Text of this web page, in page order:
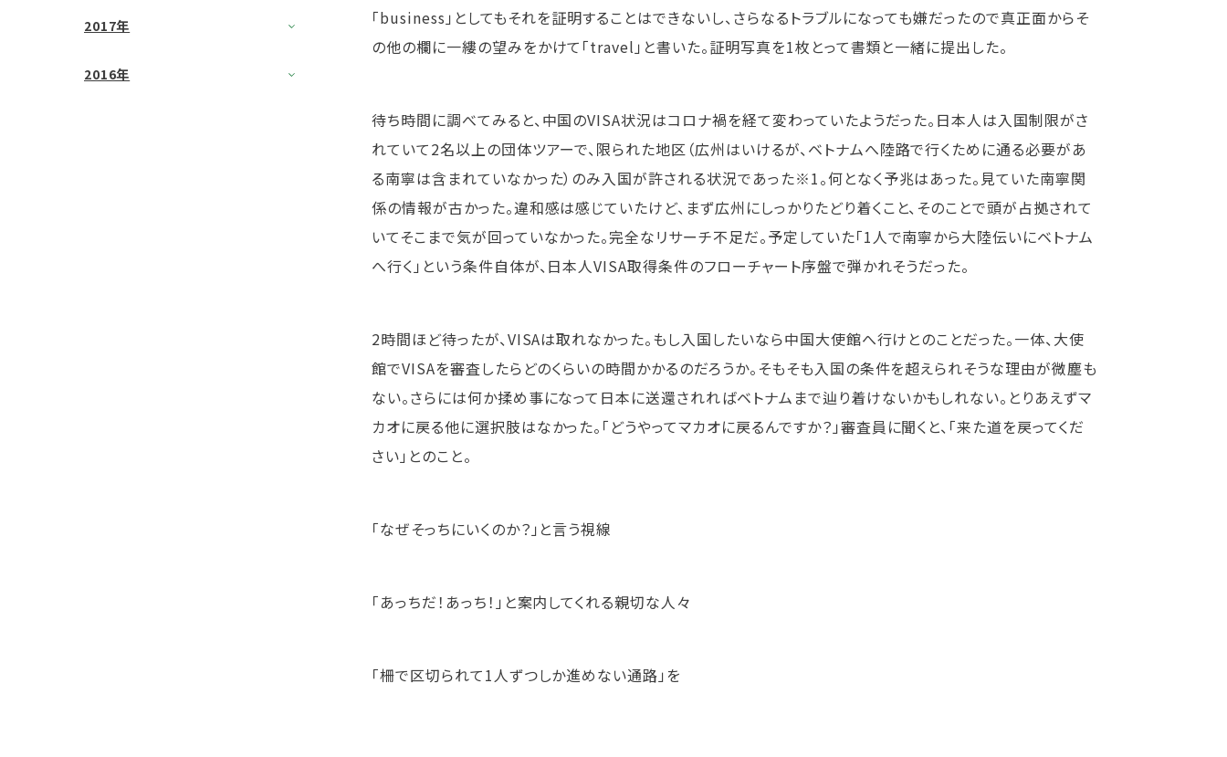
2017年
2016年
「business」としてもそれを証明することはできないし、さらなるトラブルになっても嫌だったので真正面からそ
の他の欄に一縷の望みをかけて「travel」と書いた。証明写真を1枚とって書類と一緒に提出した。
待ち時間に調べてみると、中国のVISA状況はコロナ禍を経て変わっていたようだった。日本人は入国制限がさ
れていて2名以上の団体ツアーで、限られた地区（広州はいけるが、ベトナムへ陸路で行くために通る必要があ
る南寧は含まれていなかった）のみ入国が許される状況であった※1。何となく予兆はあった。見ていた南寧関
係の情報が古かった。違和感は感じていたけど、まず広州にしっかりたどり着くこと、そのことで頭が占拠されて
いてそこまで気が回っていなかった。完全なリサーチ不足だ。予定していた「1人で南寧から大陸伝いにベトナム
へ行く」という条件自体が、日本人VISA取得条件のフローチャート序盤で弾かれそうだった。
2時間ほど待ったが、VISAは取れなかった。もし入国したいなら中国大使館へ行けとのことだった。一体、大使
館でVISAを審査したらどのくらいの時間かかるのだろうか。そもそも入国の条件を超えられそうな理由が微塵も
ない。さらには何か揉め事になって日本に送還されればベトナムまで辿り着けないかもしれない。とりあえずマ
カオに戻る他に選択肢はなかった。「どうやってマカオに戻るんですか？」審査員に聞くと、「来た道を戻ってくだ
さい」とのこと。
「なぜそっちにいくのか？」と言う視線
「あっちだ！あっち！」と案内してくれる親切な人々
「柵で区切られて1人ずつしか進めない通路」を